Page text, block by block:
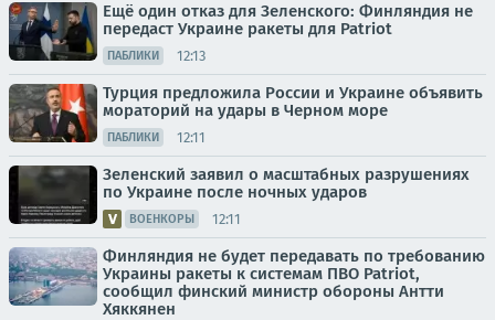
Ещё один отказ для Зеленского: Финляндия не
передаст Украине ракеты для Patriot
ПАБЛИКИ 12:13
Турция предложила России и Украине объявить
мораторий на удары в Черном море
ПАБЛИКИ 12:11
Зеленский заявил о масштабных разрушениях
по Украине после ночных ударов
ВОЕНКОРЫ 12:11
Финляндия не будет передавать по требованию
Украины ракеты к системам ПВО Patriot,
сообщил финский министр обороны Антти
Хяккянен